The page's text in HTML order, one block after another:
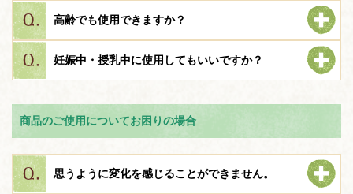
高齢でも使用できますか？
妊娠中・授乳中に使用してもいいですか？
商品のご使用についてお困りの場合
思うように変化を感じることができません。